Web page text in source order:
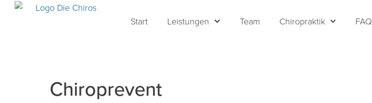
Start Leistungen Team Chiropraktik FAQ
Chiroprevent